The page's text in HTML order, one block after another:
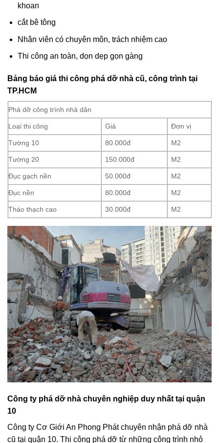
khoan
cắt bê tông
Nhân viên có chuyên môn, trách nhiệm cao
Thi công an toàn, dọn dẹp gọn gàng
Bảng báo giá thi công phá dỡ nhà cũ, công trình tại
TP.HCM
Phá dỡ công trình nhà dân
Loại thi công Giá Đơn vị
Tường 10 80.000đ M2
Tường 20 150.000đ M2
Đục gạch nền 50.000đ M2
Đục nền 80.000đ M2
Tháo thạch cao 30.000đ M2
Công ty phá dỡ nhà chuyên nghiệp duy nhất tại quận
10
Công ty Cơ Giới An Phong Phát chuyên nhận phá dỡ nhà
cũ tại quận 10. Thi công phá dỡ từ những công trình nhỏ